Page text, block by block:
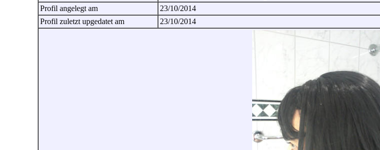
Profil angelegt am
23/10/2014
Profil zuletzt upgedatet am
23/10/2014